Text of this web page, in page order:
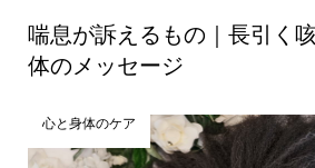
喘息が訴えるもの｜長引く
体のメッセージ
心と身体のケア